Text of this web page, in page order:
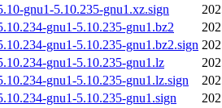
gnu1-5.10.235-gnu1.xz.sign
gnu1-5.10.235-gnu1.bz2
gnu1-5.10.235-gnu1.bz2.sign
gnu1-5.10.235-gnu1.lz
gnu1-5.10.235-gnu1.lz.sign
gnu1-5.10.235-gnu1.sign